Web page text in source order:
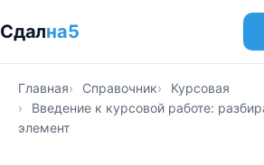
Сдална5
Главная Справочник
Курсовая
Введение к курсовой работе:
элемент